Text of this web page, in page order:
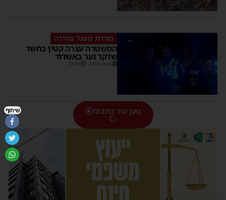
סגירת מעגל מהירה
המשטרה עצרה קטין בחשד
שדקר נער באשדוד
משה קאהן 21:59
טען עוד כתבות שיתוף